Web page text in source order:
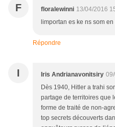
F floralewinni 13/04/2016
limportan es ke ns som
Répondre
I Iris Andrianavonitsiry
Dès 1940, Hitler a trahi
partage de territoires que
forme de traité de non-
top secrets découverts